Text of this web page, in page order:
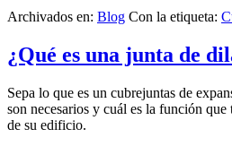
Archivados en: Blog Con la etiqueta:
¿Qué es una junta de
Sepa lo que es un cubrejuntas de
son necesarios y cuál es la función
de su edificio.